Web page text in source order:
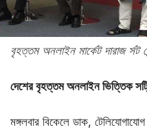
বৃহত্তম অনলাইন মার্কেট দারাজ র্সট
দেশের বৃহত্তম অনলাইন ভিত্তিক
মঙ্গলবার বিকেলে ডাক,